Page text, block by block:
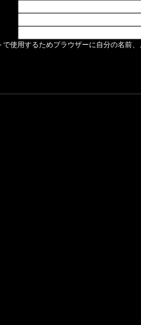
で使用するためブラウザーに自分の名前